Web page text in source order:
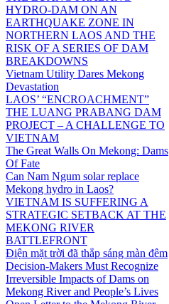
HYDRO-DAM ON AN
EARTHQUAKE ZONE IN
NORTHERN LAOS AND THE
RISK OF A SERIES OF DAM
BREAKDOWNS
Vietnam Utility Dares Mekong
Devastation
LAOS’ “ENCROACHMENT”
THE LUANG PRABANG DAM
PROJECT – A CHALLENGE TO
VIETNAM
The Great Walls On Mekong: Dams
Of Fate
Can Nam Ngum solar replace
Mekong hydro in Laos?
VIETNAM IS SUFFERING A
STRATEGIC SETBACK AT THE
MEKONG RIVER
BATTLEFRONT
Điện mặt trời đã thắp sáng màn đêm
Decision-Makers Must Recognize
Irreversible Impacts of Dams on
Mekong River and People’s Lives